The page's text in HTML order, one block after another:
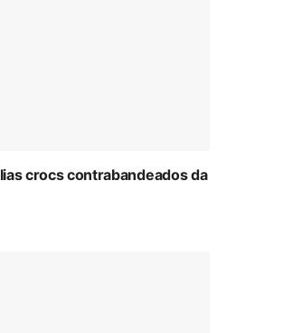
crocs contrabandeados da